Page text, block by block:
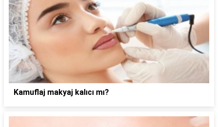
Kamuflaj makyaj kalıcı mı?